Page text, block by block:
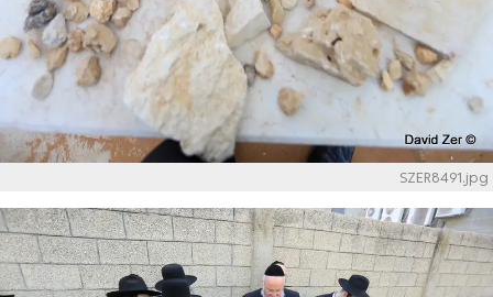
SZER8491.jpg